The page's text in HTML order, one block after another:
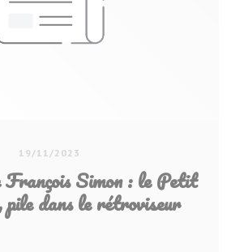
19/11/2023
François Simon : le Petit
pile dans le rétroviseur